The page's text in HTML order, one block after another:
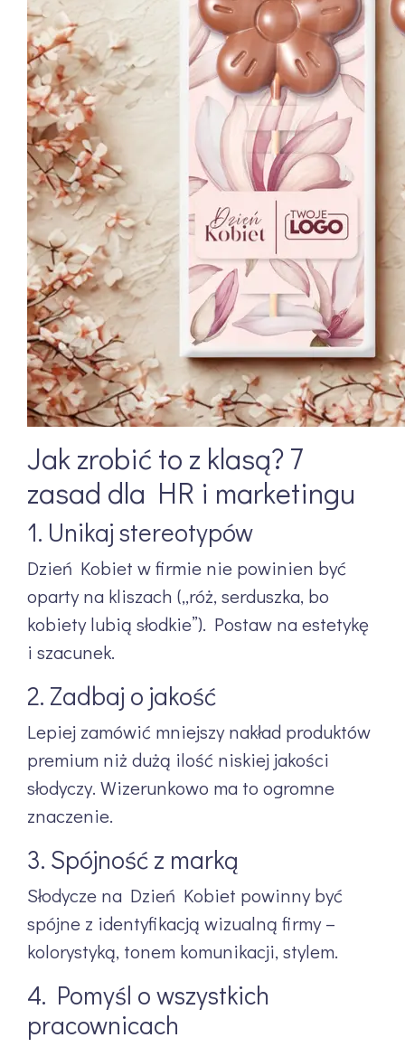
Jak zrobić to z klasą? 7
zasad dla HR i marketingu
1. Unikaj stereotypów
Dzień Kobiet w firmie nie powinien być
oparty na kliszach („róż, serduszka, bo
kobiety lubią słodkie”). Postaw na estetykę
i szacunek.
2. Zadbaj o jakość
Lepiej zamówić mniejszy nakład produktów
premium niż dużą ilość niskiej jakości
słodyczy. Wizerunkowo ma to ogromne
znaczenie.
3. Spójność z marką
Słodycze na Dzień Kobiet powinny być
spójne z identyfikacją wizualną firmy –
kolorystyką, tonem komunikacji, stylem.
4. Pomyśl o wszystkich
pracownicach